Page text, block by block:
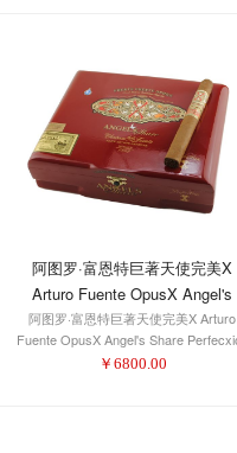
阿图罗·富恩特巨著天使完美X
Arturo Fuente OpusX Angel's
Share Perfecxion X
阿图罗·富恩特巨著天使完美X Arturo
Fuente OpusX Angel's Share
X
￥ 6800.00